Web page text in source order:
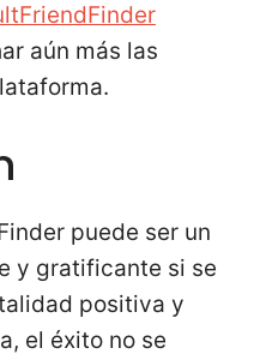
aún más las
puede ser un
y gratificante si se
positiva y
el éxito no se